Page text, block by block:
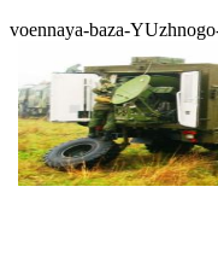
voennaya-baza-